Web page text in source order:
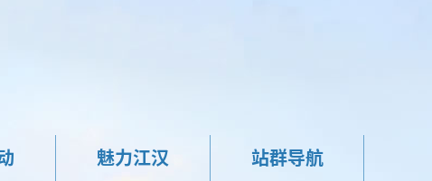
魅力江汉 站群导航